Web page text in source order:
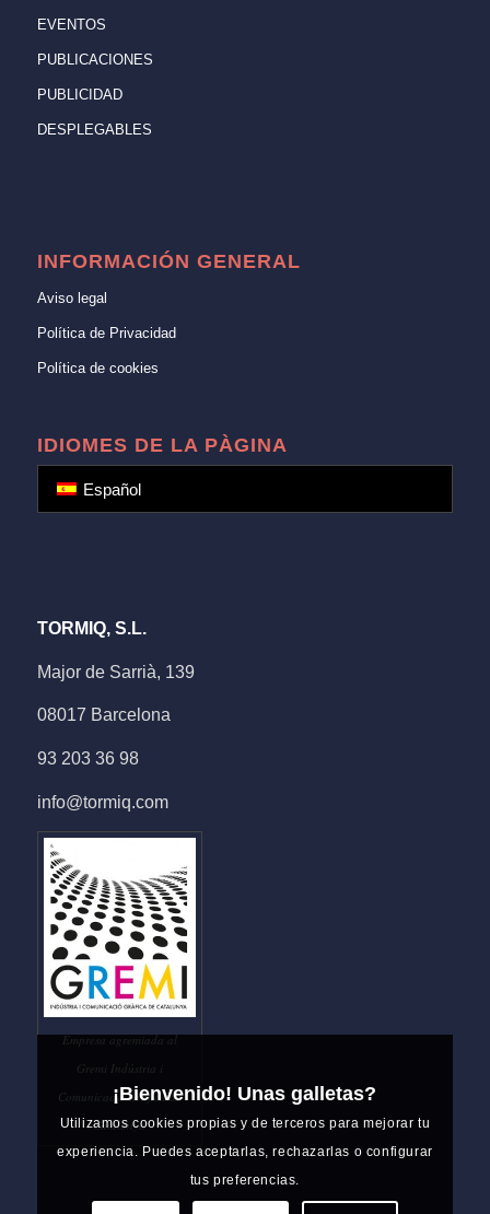
EVENTOS
PUBLICACIONES
PUBLICIDAD
DESPLEGABLES
INFORMACIÓN GENERAL
Aviso legal
Política de Privacidad
Política de cookies
IDIOMES DE LA PÀGINA
Español
TORMIQ, S.L.
Major de Sarrià, 139
08017 Barcelona
93 203 36 98
info@tormiq.com
Empresa agremiada al
Gremi Indústria i
Comunicació Gràfica de
Catalunya
¡Bienvenido! Unas galletas?
Utilizamos cookies propias y de terceros para mejorar tu
experiencia. Puedes aceptarlas, rechazarlas o configurar
tus preferencias.